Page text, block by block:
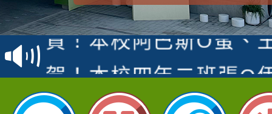
賽 洪綺君教師榮獲社
名
賀！本校阿巴斯O蜜、
倩參加桃園市科展 國
名 指導老師王老師、
賀！本校四年二班張O
園市英語競賽國小朗讀
賀！本校參加桃園市中